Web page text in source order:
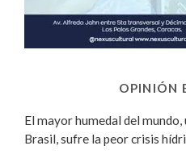
OPINIÓN
El mayor humedal del mundo,
Brasil, sufre la peor crisis